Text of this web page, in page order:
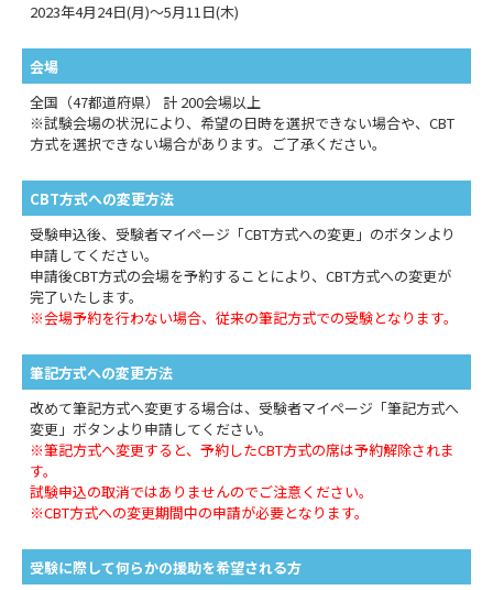
2023年4月24日(月)～5月11日(木)
会場
全国（47都道府県） 計 200会場以上
※試験会場の状況により、希望の日時を選択できない場合や、CBT
方式を選択できない場合があります。ご了承ください。
CBT方式への変更方法
受験申込後、受験者マイページ「CBT方式への変更」のボタンより
申請してください。
申請後CBT方式の会場を予約することにより、CBT方式への変更が
完了いたします。
※会場予約を行わない場合、従来の筆記方式での受験となります。
筆記方式への変更方法
改めて筆記方式へ変更する場合は、受験者マイページ「筆記方式へ
変更」ボタンより申請してください。
※筆記方式へ変更すると、予約したCBT方式の席は予約解除されま
す。
試験申込の取消ではありませんのでご注意ください。
※CBT方式への変更期間中の申請が必要となります。
受験に際して何らかの援助を希望される方